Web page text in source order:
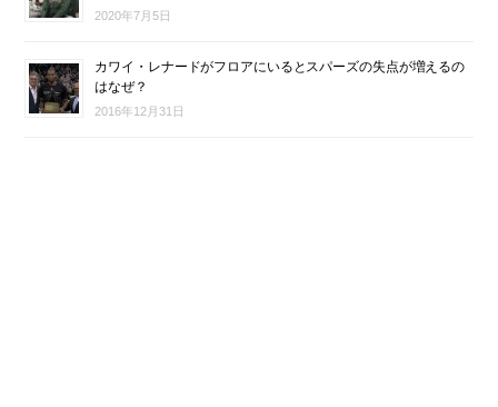
2020年7月5日
カワイ・レナードがフロアにいるとスパーズの失点が増えるの
はなぜ？
2016年12月31日